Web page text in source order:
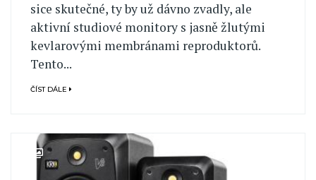
sice skutečné, ty by už dávno zvadly, ale
aktivní studiové monitory s jasně žlutými
kevlarovými membránami reproduktorů.
Tento...
ČÍST DÁLE